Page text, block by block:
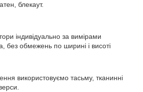
блекаут.
індивідуально за вимірами
без обмежень по ширині і висоті
використовуємо тасьму, тканинні